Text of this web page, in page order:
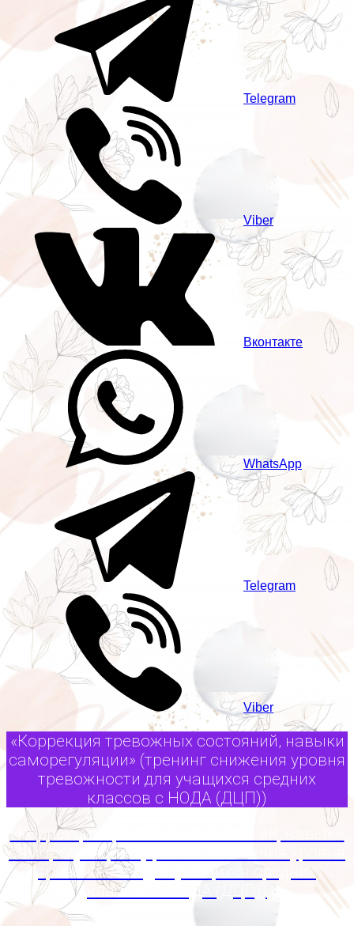
Telegram
Viber
Вконтакте
WhatsApp
Telegram
Viber
«Коррекция тревожных состояний, навыки
саморегуляции» (тренинг снижения уровня
тревожности для учащихся средних
классов с НОДА (ДЦП))
«Коррекция тревожных состояний, навыки
саморегуляции» (тренинг снижения уровня
тревожности для учащихся средних
классов с НОДА (ДЦП))